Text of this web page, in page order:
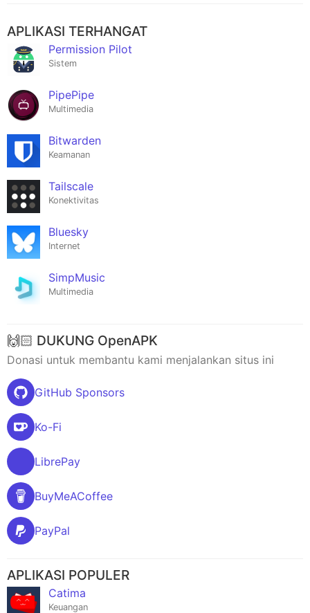
APLIKASI TERHANGAT
Permission Pilot
Sistem
PipePipe
Multimedia
Bitwarden
Keamanan
Tailscale
Konektivitas
Bluesky
Internet
SimpMusic
Multimedia
🙌🏻 DUKUNG OpenAPK
Donasi untuk membantu kami menjalankan situs ini
GitHub Sponsors
Ko-Fi
LibrePay
BuyMeACoffee
PayPal
APLIKASI POPULER
Catima
Keuangan